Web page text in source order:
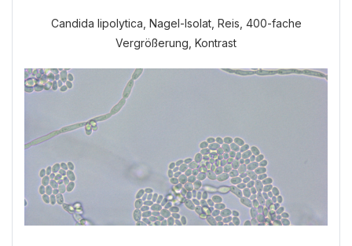
Candida lipolytica, Nagel-Isolat, Reis, 400-fache
Vergrößerung, Kontrast